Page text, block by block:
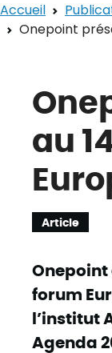
Accueil
Onepoint
au
Article
Onepoint
forum
l’institut
Agenda